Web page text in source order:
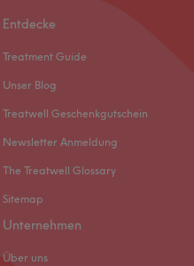
Entdecke
Treatment Guide
Unser Blog
Treatwell Geschenkgutschein
Newsletter Anmeldung
The Treatwell Glossary
Sitemap
Unternehmen
Über uns